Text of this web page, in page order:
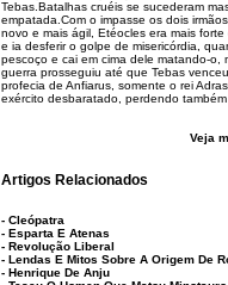
Tebas.Batalhas cruéis se sucederam
empatada.Com o impasse os dois
novo e mais ágil, Etéocles era mais
e ia desferir o golpe de misericórdia,
pescoço e cai em cima dele matando-o,
guerra prosseguiu até que Tebas
profecia de Anfiarus, somente o rei
exército desbaratado, perdendo também
Veja
Artigos Relacionados
- Cleópatra
- Esparta E Atenas
- Revolução Liberal
- Lendas E Mitos Sobre A Origem De
- Henrique De Anju